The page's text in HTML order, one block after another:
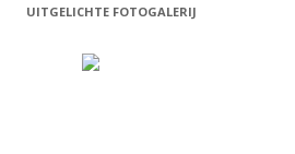
UITGELICHTE FOTOGALERIJ